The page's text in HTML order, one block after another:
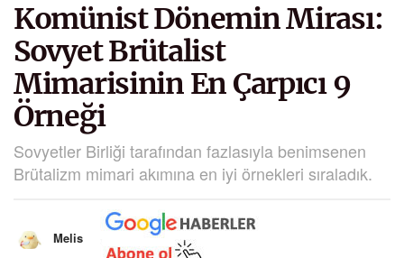
Komünist Dönemin Mirası:
Sovyet Brütalist
Mimarisinin En Çarpıcı 9
Örneği
Sovyetler Birliği tarafından fazlasıyla benimsenen
Brütalizm mimari akımına en iyi örnekleri sıraladık.
Melis